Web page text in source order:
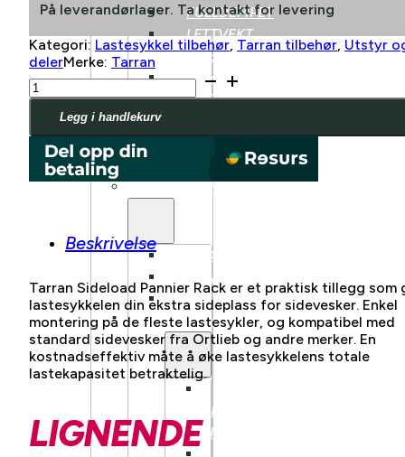
FULLDEMPET
LETTVEKT
FULLDEMPET
SUV
FULLDEMPET
BARN/UNGDOM
ELSYKKEL
LASTESYKKEL
FRONTBÆRENDE
LONGTAIL
LASTESYKKEL
TILBEHØR
BIKES
TILBEHØR
På leverandørlager. Ta kontakt for levering
Kategori: Lastesykkel tilbehør, Tarran tilbehør, Utstyr
delerMerke: Tarran
Tarran
Sideload
Pannier
Rack
antall
Legg i handlekurv
Beskrivelse
Tarran Sideload Pannier Rack er et praktisk tillegg som
lastesykkelen din ekstra sideplass for sidevesker. Enkel
montering på de fleste lastesykler, og kompatibel med
standard sidevesker fra Ortlieb og andre merker. En
kostnadseffektiv måte å øke lastesykkelens totale
lastekapasitet betraktelig.
LIGNENDE